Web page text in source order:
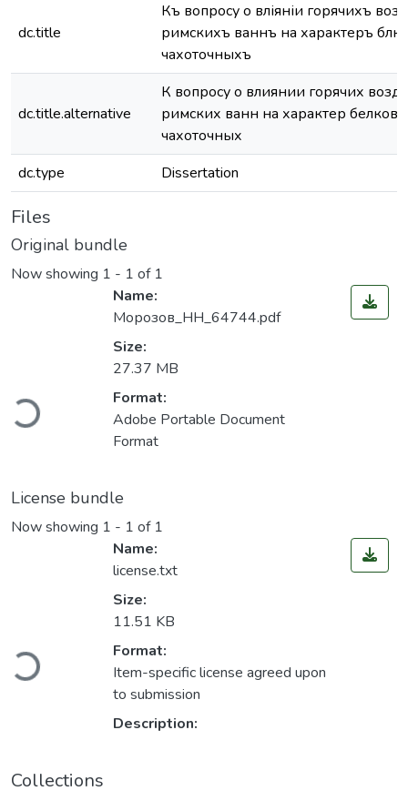
dc.title
Къ вопросу о вліяніи горячихъ
римскихъ ваннъ на характеръ
чахоточныхъ
dc.title.alternative
К вопросу о влиянии горячих
римских ванн на характер
чахоточных
dc.type
Dissertation
Files
Original bundle
Now showing 1 - 1 of 1
Name:
Морозов_НН_64744.pdf
Size:
27.37 MB
Format:
Adobe Portable Document
Format
License bundle
Now showing 1 - 1 of 1
Name:
license.txt
Size:
11.51 KB
Format:
Item-specific license agreed upon
to submission
Description:
Collections